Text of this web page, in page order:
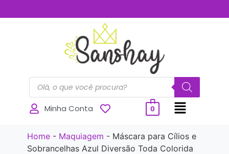
Minha Conta 0
Home- Maquiagem - Máscara para Cílios e
Sobrancelhas Azul Diversão Toda Colorida